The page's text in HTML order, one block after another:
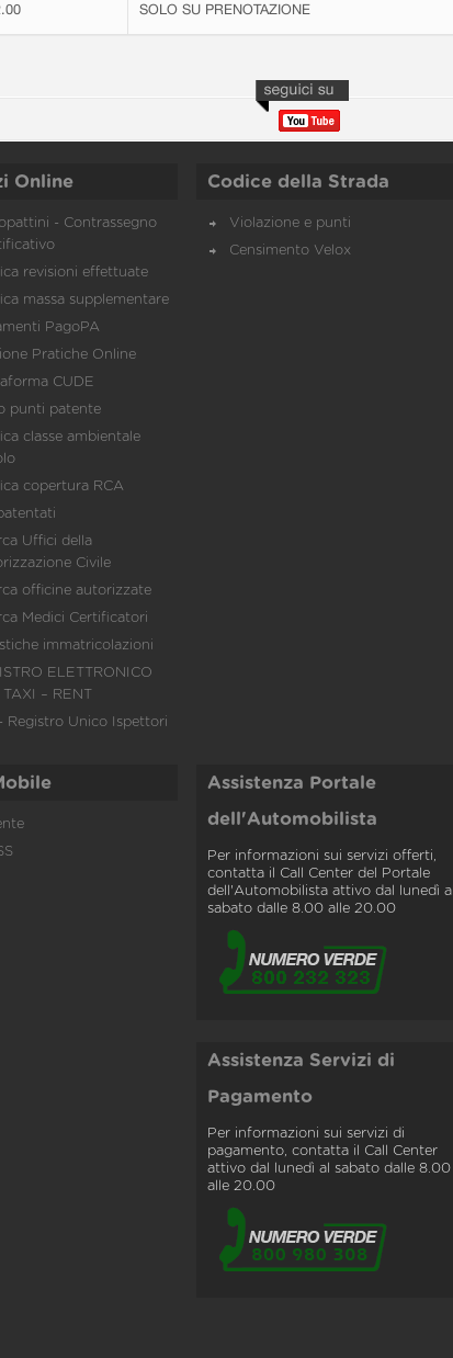
SOLO SU PRENOTAZIONE
Online
- Contrassegno
revisioni effettuate
massa supplementare
PagoPA
Pratiche Online
CUDE
punti patente
classe ambientale
copertura RCA
Uffici della
Civile
officine autorizzate
Medici Certificatori
immatricolazioni
ELETTRONICO
TAXI – RENT
Registro Unico Ispettori
Codice della Strada
Violazione e punti
Censimento Velox
Assistenza Portale
dell'Automobilista
Per informazioni sui servizi offerti,
contatta il Call Center del Portale
dell'Automobilista attivo dal lunedì al
sabato dalle 8.00 alle 20.00
Assistenza Servizi di
Pagamento
Per informazioni sui servizi di
pagamento, contatta il Call Center
attivo dal lunedì al sabato dalle 8.00
alle 20.00